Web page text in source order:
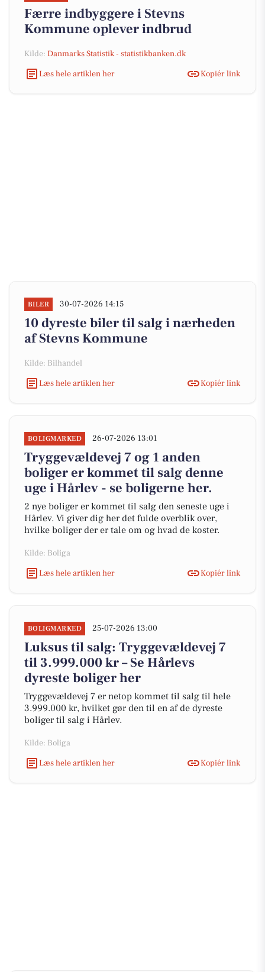
Færre indbyggere i Stevns
Kommune oplever indbrud
Kilde: Danmarks Statistik - statistikbanken.dk
Læs hele artiklen her
Kopiér link
BILER 30-07-2026 14:15
10 dyreste biler til salg i nærheden
af Stevns Kommune
Kilde: Bilhandel
Læs hele artiklen her
Kopiér link
BOLIGMARKED 26-07-2026 13:01
Tryggevældevej 7 og 1 anden
boliger er kommet til salg denne
uge i Hårlev - se boligerne her.
2 nye boliger er kommet til salg den seneste uge i
Hårlev. Vi giver dig her det fulde overblik over,
hvilke boliger der er tale om og hvad de koster.
Kilde: Boliga
Læs hele artiklen her
Kopiér link
BOLIGMARKED 25-07-2026 13:00
Luksus til salg: Tryggevældevej 7
til 3.999.000 kr – Se Hårlevs
dyreste boliger her
Tryggevældevej 7 er netop kommet til salg til hele
3.999.000 kr, hvilket gør den til en af de dyreste
boliger til salg i Hårlev.
Kilde: Boliga
Læs hele artiklen her
Kopiér link